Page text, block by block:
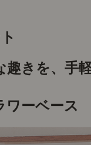
趣きを、手
ワーベース